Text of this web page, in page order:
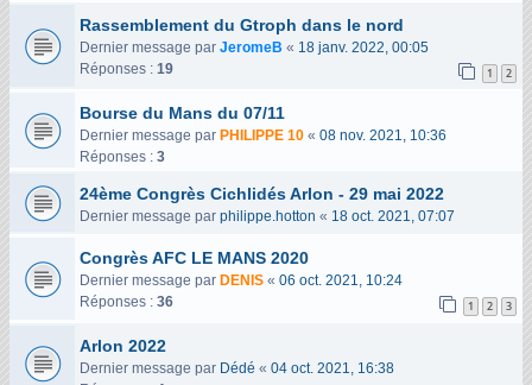
Rassemblement du Gtroph dans le nord
Dernier message par JeromeB « 18 janv. 2022, 00:05
Réponses : 19 1 2
Bourse du Mans du 07/11
Dernier message par PHILIPPE 10 « 08 nov. 2021, 10:36
Réponses : 3
24ème Congrès Cichlidés Arlon - 29 mai 2022
Dernier message par philippe.hotton « 18 oct. 2021, 07:07
Congrès AFC LE MANS 2020
Dernier message par DENIS « 06 oct. 2021, 10:24
Réponses : 36 1 2 3
Arlon 2022
Dernier message par Dédé « 04 oct. 2021, 16:38